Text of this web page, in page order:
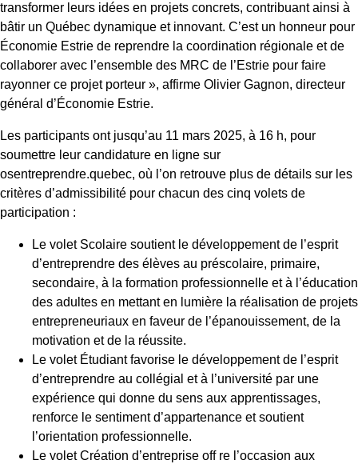
transformer leurs idées en projets concrets, contribuant ainsi à
bâtir un Québec dynamique et innovant. C’est un honneur pour
Économie Estrie de reprendre la coordination régionale et de
collaborer avec l’ensemble des MRC de l’Estrie pour faire
rayonner ce projet porteur », affirme Olivier Gagnon, directeur
général d’Économie Estrie.
Les participants ont jusqu’au 11 mars 2025, à 16 h, pour
soumettre leur candidature en ligne sur
osentreprendre.quebec, où l’on retrouve plus de détails sur les
critères d’admissibilité pour chacun des cinq volets de
participation :
Le volet Scolaire soutient le développement de l’esprit
d’entreprendre des élèves au préscolaire, primaire,
secondaire, à la formation professionnelle et à l’éducation
des adultes en mettant en lumière la réalisation de projets
entrepreneuriaux en faveur de l’épanouissement, de la
motivation et de la réussite.
Le volet Étudiant favorise le développement de l’esprit
d’entreprendre au collégial et à l’université par une
expérience qui donne du sens aux apprentissages,
renforce le sentiment d’appartenance et soutient
l’orientation professionnelle.
Le volet Création d’entreprise off re l’occasion aux